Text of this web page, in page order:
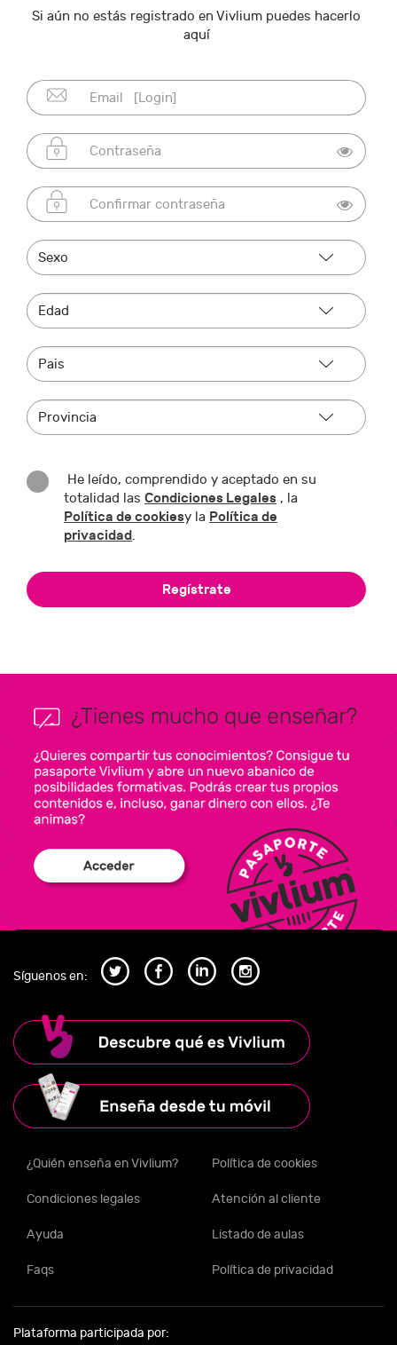
Si aún no estás registrado en Vivlium puedes hacerlo
aquí
He leído, comprendido y aceptado en su
totalidad las Condiciones Legales , la
Política de cookiesy la Política de
privacidad.
Síguenos en:
¿Quién enseña en Vivlium? Política de cookies
Condiciones legales Atención al cliente
Ayuda Listado de aulas
Faqs Política de privacidad
Plataforma participada por: